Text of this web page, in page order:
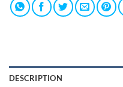
DESCRIPTION